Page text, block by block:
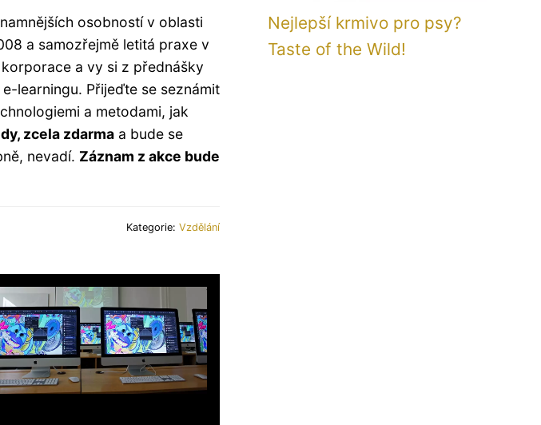
osobností v oblasti
a samozřejmě letitá praxe v
a vy si z přednášky
learningu. Přijeďte se seznámit
a metodami, jak
zcela zdarma a bude se
nevadí. Záznam z akce bude
Kategorie: Vzdělání
Nejlepší krmivo pro psy?
Taste of the Wild!